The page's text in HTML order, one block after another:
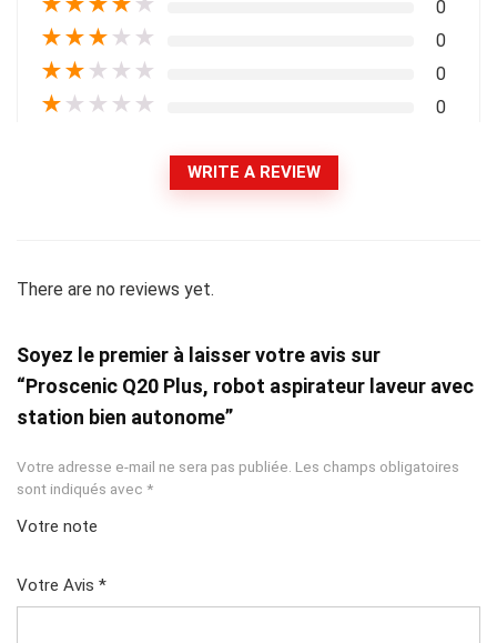
0
★★★ ★ ★ 0
★★ ★ ★ ★ 0
★ ★ ★ ★ ★ 0
WRITE A REVIEW
There are no reviews yet.
Soyez le premier à laisser votre avis sur
“Proscenic Q20 Plus, robot aspirateur laveur avec
station bien autonome”
Votre adresse e-mail ne sera pas publiée. Les champs obligatoires
sont indiqués avec *
Votre note
oil
s
5
Votre Avis *